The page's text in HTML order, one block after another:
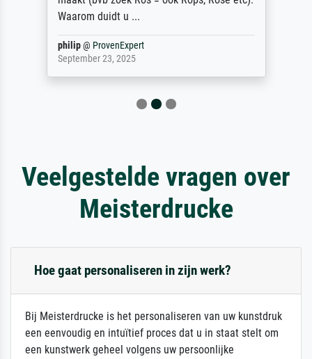
Waarom duidt u ...
philip@ ProvenExpert
September 23, 2025
Veelgestelde vragen over
Meisterdrucke
Hoe gaat personaliseren in zijn werk?
Bij Meisterdrucke is het personaliseren van uw kunstdruk
een eenvoudig en intuïtief proces dat u in staat stelt om
een kunstwerk geheel volgens uw persoonlijke